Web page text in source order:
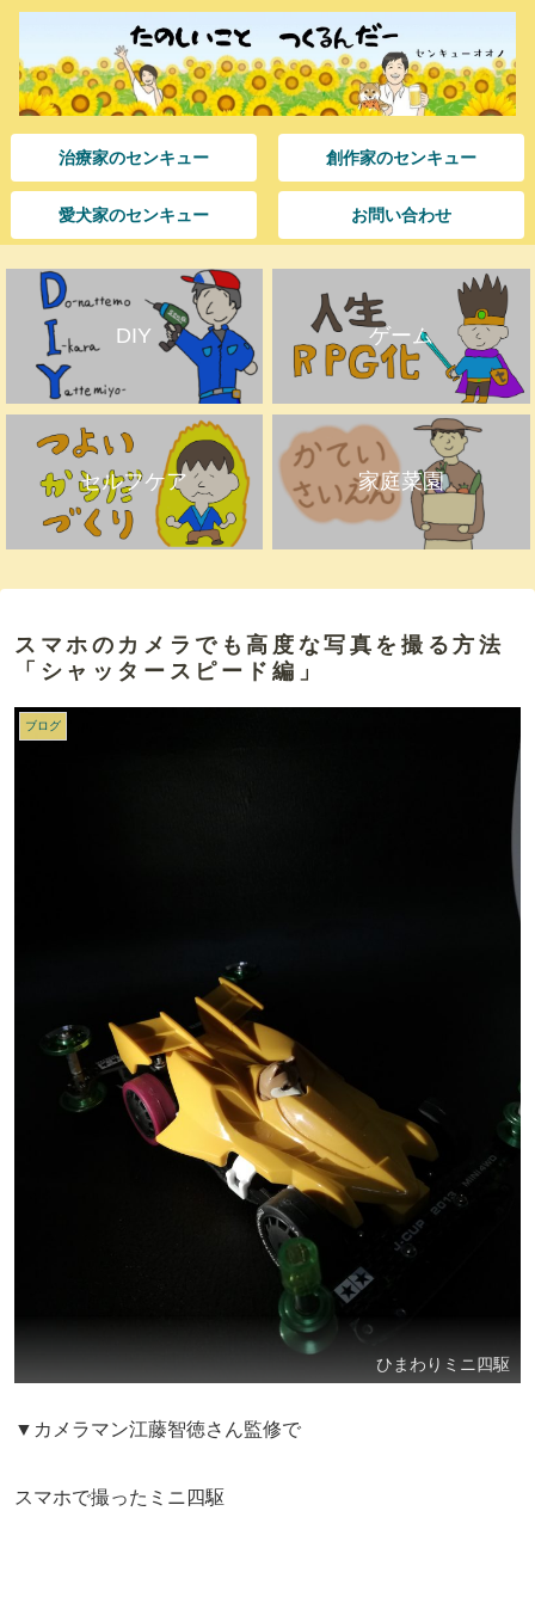
治療家のセンキュー 創作家のセンキュー
愛犬家のセンキュー お問い合わせ
DIY ゲーム
セルフケア 家庭菜園
スマホのカメラでも高度な写真を撮る方法
「シャッタースピード編」
ブログ
ひまわりミニ四駆
▼カメラマン江藤智徳さん監修で
スマホで撮ったミニ四駆